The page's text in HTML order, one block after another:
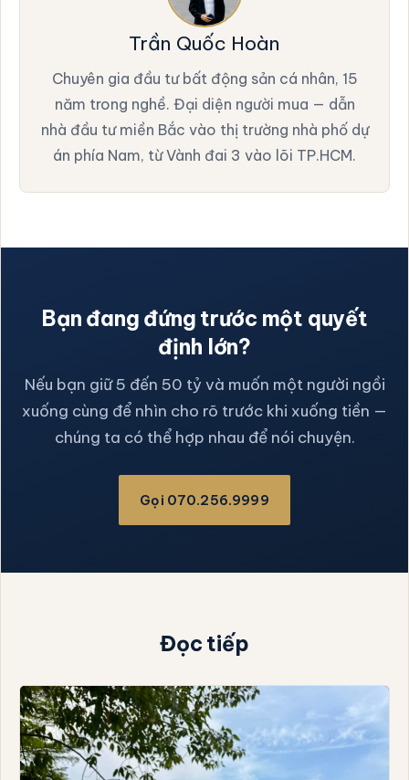
Trần Quốc Hoàn
Chuyên gia đầu tư bất động sản cá nhân, 15
năm trong nghề. Đại diện người mua — dẫn
nhà đầu tư miền Bắc vào thị trường nhà phố dự
án phía Nam, từ Vành đai 3 vào lõi TP.HCM.
Bạn đang đứng trước một quyết
định lớn?
Nếu bạn giữ 5 đến 50 tỷ và muốn một người ngồi
xuống cùng để nhìn cho rõ trước khi xuống tiền —
chúng ta có thể hợp nhau để nói chuyện.
Gọi 070.256.9999
Đọc tiếp